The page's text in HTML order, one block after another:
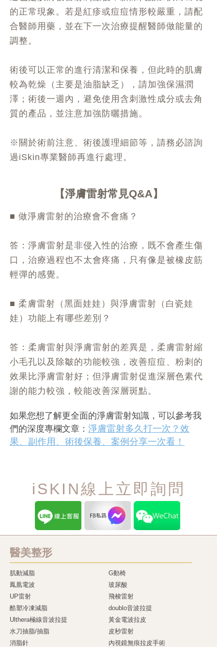
的正常現象。若是紅疹或痘痘情形較嚴重，請配
合醫師用藥，並在下一次治療提醒醫師做能量的
調整。
術後可以正常的進行清潔和保養，但此時的肌膚
較為乾燥（主要是油脂缺乏），請加強保濕潤
澤；術後一週內，避免使用含刺激性成分或去角
質的產品，並注意加強防曬措施。
※關於術前注意、術後護理細節等，請務必諮詢
過iSkin專業醫師再進行處理。
淨膚雷射常見Q&A
■ 做淨膚雷射的治療會不會痛？
答：淨膚雷射是非侵入性的治療，既不會產生傷
口，治療過程也不太會疼痛，只有像是被橡皮筋
輕彈的感覺。
■ 柔膚雷射（黑面娃娃）與淨膚雷射（白瓷娃
娃）功能上有哪些差別？
答：柔膚雷射與淨膚雷射的差異是，柔膚雷射縮
小毛孔以及除皺的功能較強，改善痘痘、粉刺的
效果比淨膚雷射好；但淨膚雷射促進深層色素代
謝的能力較強，較能改善深層斑點。
如果您想了解更全面的淨膚雷射知識，可以參考我
們的深度專欄文章： 淨膚雷射多久打一次？效
果、副作用、術後保養、案例分享一次看！
iSKIN線上立即詢問
醫美整形
肌動減脂
G動椅
鳳凰電波
玻尿酸
UP雷射
飛梭雷射
酷塑冷凍減脂
doublo音波拉提
Ulthera極線音波拉提
黃金電波拉皮
水刀抽脂/抽脂
皮秒雷射
消脂針
內視鏡無痕拉皮手術